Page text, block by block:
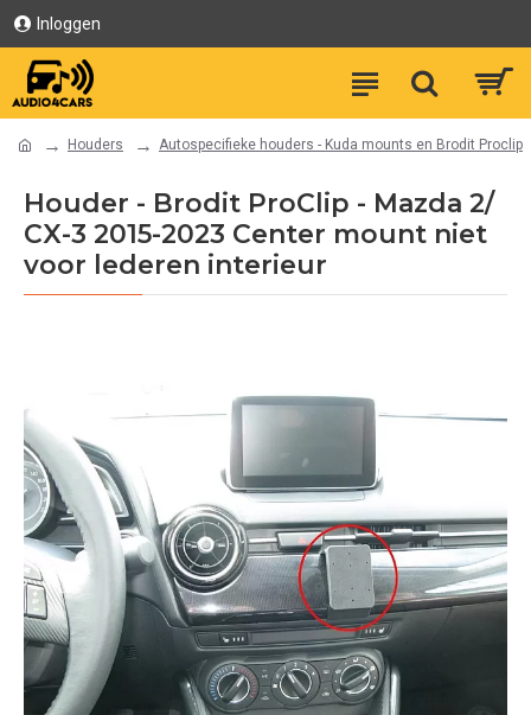
Inloggen
Houders Autospecifieke houders - Kuda mounts en Brodit Proclip
Houder - Brodit ProClip - Mazda 2/
CX-3 2015-2023 Center mount niet
voor lederen interieur